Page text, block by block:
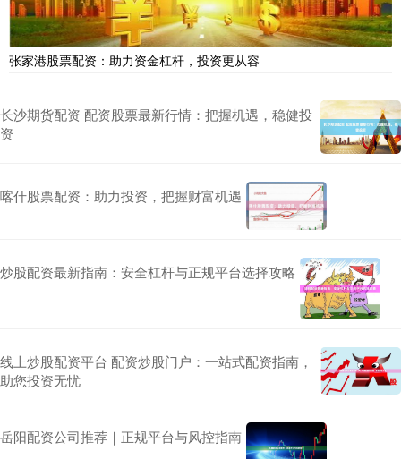
张家港股票配资：助力资金杠杆，投资更从容
长沙期货配资 配资股票最新行情：把握机遇，稳健投
资
喀什股票配资：助力投资，把握财富机遇
炒股配资最新指南：安全杠杆与正规平台选择攻略
线上炒股配资平台 配资炒股门户：一站式配资指南，
助您投资无忧
岳阳配资公司推荐｜正规平台与风控指南